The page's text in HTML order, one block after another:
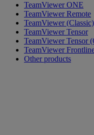
TeamViewer ONE
TeamViewer Remote
TeamViewer (Classic)
TeamViewer Tensor
TeamViewer Tensor
TeamViewer
Other products